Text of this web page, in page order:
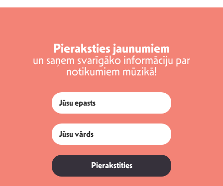
Pieraksties jaunumiem
un saņem svarīgāko informāciju par
notikumiem mūzikā!
Pierakstīties